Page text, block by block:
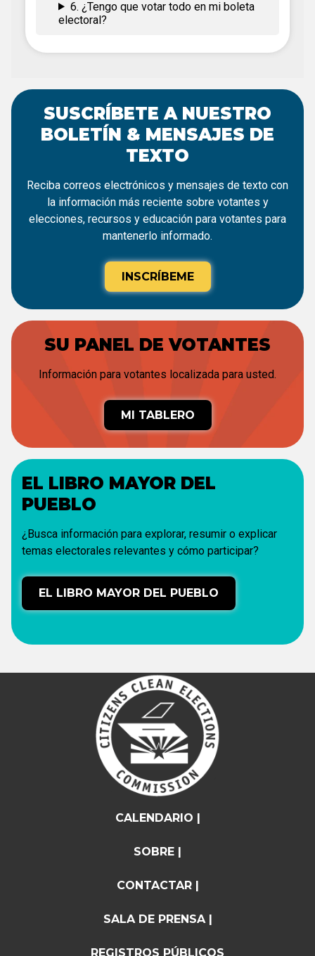
6. ¿Tengo que votar todo en mi boleta
electoral?
SUSCRÍBETE A NUESTRO
BOLETÍN & MENSAJES DE
TEXTO
Reciba correos electrónicos y mensajes de texto con
la información más reciente sobre votantes y
elecciones, recursos y educación para votantes para
mantenerlo informado.
INSCRÍBEME
SU PANEL DE VOTANTES
Información para votantes localizada para usted.
MI TABLERO
EL LIBRO MAYOR DEL
PUEBLO
¿Busca información para explorar, resumir o explicar
temas electorales relevantes y cómo participar?
EL LIBRO MAYOR DEL PUEBLO
CALENDARIO |
SOBRE |
CONTACTAR |
SALA DE PRENSA |
REGISTROS PÚBLICOS